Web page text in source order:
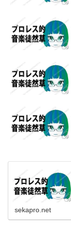
sekapro.net